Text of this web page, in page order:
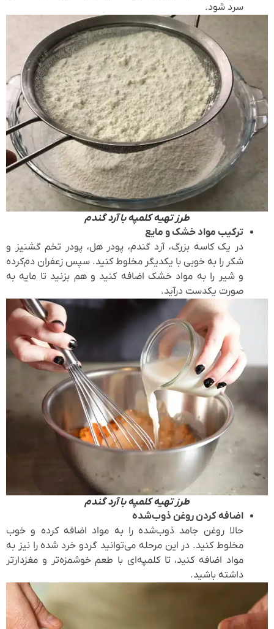
سرد شود.
طرز تهیه کلمپه با آرد گندم
ترکیب مواد خشک و مایع
در یک کاسه بزرگ، آرد گندم، پودر هل، پودر تخم گشنیز و
شکر را به خوبی با یکدیگر مخلوط کنید. سپس زعفران دم‌کرده
و شیر را به مواد خشک اضافه کنید و هم بزنید تا مایه به
صورت یکدست درآید.
طرز تهیه کلمپه با آرد گندم
اضافه کردن روغن ذوب‌شده
حالا روغن جامد ذوب‌شده را به مواد اضافه کرده و خوب
مخلوط کنید. در این مرحله می‌توانید گردو خرد شده را نیز به
مواد اضافه کنید، تا کلمپه‌ای با طعم خوشمزه‌تر و مغزدارتر
داشته باشید.